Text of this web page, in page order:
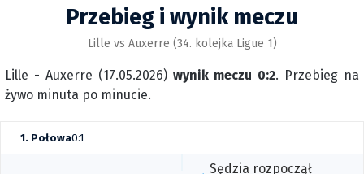
Przebieg i wynik meczu
Lille vs Auxerre (34. kolejka Ligue 1)
Lille - Auxerre (17.05.2026) wynik meczu 0:2. Przebieg na
żywo minuta po minucie.
1. Połowa0:1
Sędzia rozpoczął